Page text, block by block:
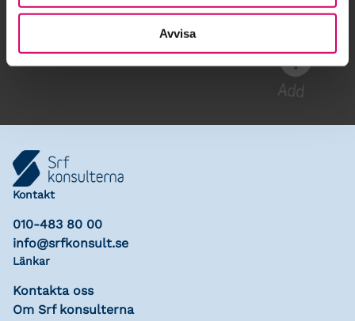
Avvisa
Gå till kalendariet
Lägg till i kalender
Kontakt
010-483 80 00
info@srfkonsult.se
Länkar
Kontakta oss
Om Srf konsulterna